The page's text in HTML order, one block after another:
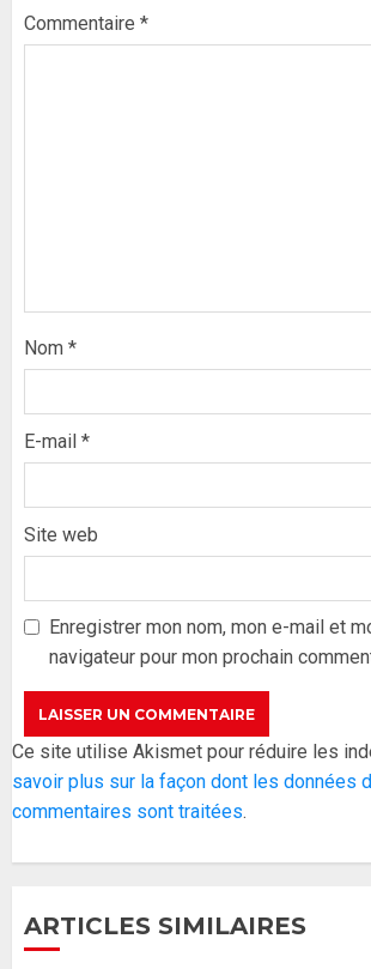
Commentaire *
Nom *
E-mail *
Site web
Enregistrer mon nom, mon e-mail et
navigateur pour mon prochain
Ce site utilise Akismet pour réduire les
savoir plus sur la façon dont les données
commentaires sont traitées.
ARTICLES SIMILAIRES
Formation du
ses lignes rouges
garde ses
26 MAI 2026 0
4
Réintégration de
l’Assemblée
Mergane Kanouté